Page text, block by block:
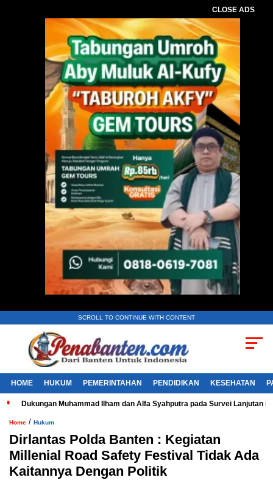
CLOSE ADS
SCROLL TO CONTINUE WITH CONTENT
HOME HUKUM PEMERINTAHAN PENDIDIKAN KESEHATAN
Dukungan Muhammad Ilham dan Alfa Syahputra pada Survei Lanjutan
Home / Hukum
Dirlantas Polda Banten : Kegiatan
Millenial Road Safety Festival Tidak Ada
Kaitannya Dengan Politik